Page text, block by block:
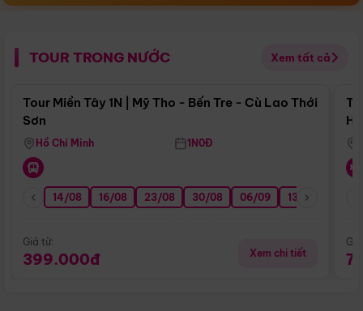
TOUR TRONG NƯỚC Xem tất cả
Điểm nổi bật
Tour Miền Tây 1N | Mỹ Tho - Bến Tre - Cù Lao Thới
Sơn
Hồ Chí Minh 1N0Đ
14/08 16/08 23/08 30/08 06/09 13/09
Giá từ:
399.000đ Xem chi tiết